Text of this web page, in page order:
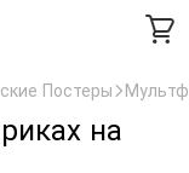
Постеры
на